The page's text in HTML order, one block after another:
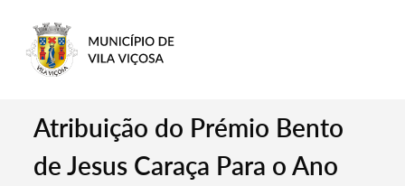
Atribuição do Prémio Bento
de Jesus Caraça Para o Ano